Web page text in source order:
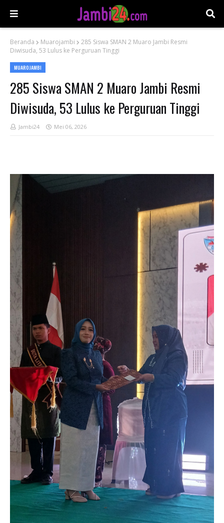
Beranda Muarojambi
285 Siswa SMAN 2 Muaro Jambi Resmi
Diwisuda, 53 Lulus ke Perguruan Tinggi
MUAROJAMBI
285 Siswa SMAN 2 Muaro Jambi Resmi
Diwisuda, 53 Lulus ke Perguruan Tinggi
Jambi24 Mei 06, 2026